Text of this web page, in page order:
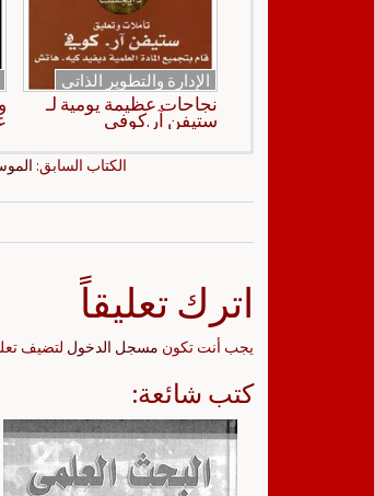
الإدارة والتطوير الذاتي
نجاحات عظيمة يومية لـ
ستيفن آر.كوفي
الكتاب السابق:
اترك تعليقاً
يجب أنت تكون مسجل الدخول لتضيف
كتب شائعة: